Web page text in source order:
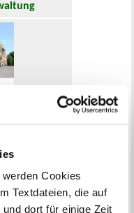
Cookies
Textdateien, die auf
dort für einige Zeit
Sorge